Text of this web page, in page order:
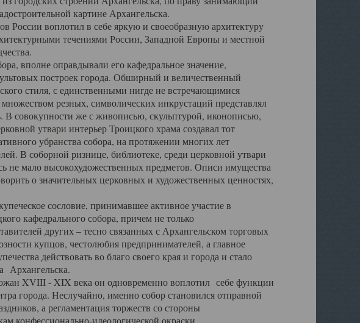
картине Архангельска.
России воплотил в себе яркую и своеобразную архитектуру
течениями России, Западной Европы и местной
вполне оправдывали его кафедральное значение,
построек города. Обширный и величественный
стиля, с единственными нигде не встречающимися
резных, символических инкрустаций представлял
В совокупности же с живописью, скульптурой, иконописью,
утвари интерьер Троицкого храма создавал тот
убранства собора, на протяжении многих лет
В соборной ризнице, библиотеке, среди церковной утвари
не мало высокохудожественных предметов. Описи имущества
о значительных церковных и художественных ценностях,
сословие, принимавшее активное участие в
кафедрального собора, причем не только
других – тесно связанных с Архангельском торговых
купцов, честолюбия предпринимателей, а главное
действовать во благо своего края и города и стало
Архангельска.
XVIII - XIX века он одновременно воплотил себе функции
города. Неслучайно, именно собор становился отправной
а регламентация торжеств со стороны
конфессионально-идеологической окраски.